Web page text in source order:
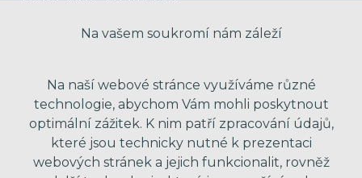
Na vašem soukromí nám záleží
Na naší webové stránce využíváme různé
technologie, abychom Vám mohli poskytnout
optimální zážitek. K nim patří zpracování údajů,
které jsou technicky nutné k prezentaci
webových stránek a jejich funkcionalit, rovněž